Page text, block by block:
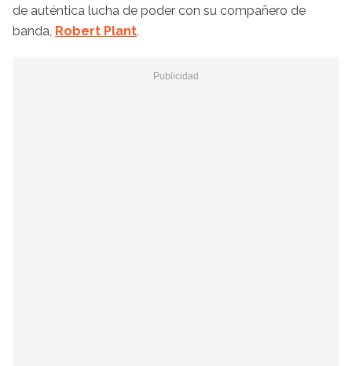
de auténtica lucha de poder con su compañero de
banda, Robert Plant.